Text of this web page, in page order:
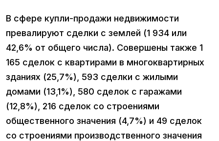
В сфере купли-продажи недвижимости
превалируют сделки с землей (1 934 или
42,6% от общего числа). Совершены также 1
165 сделок с квартирами в многоквартирных
зданиях (25,7%), 593 сделки с жилыми
домами (13,1%), 580 сделок с гаражами
(12,8%), 216 сделок со строениями
общественного значения (4,7%) и 49 сделок
со строениями производственного значения